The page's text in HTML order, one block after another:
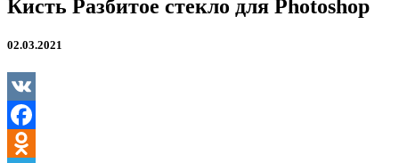
Кисть Разбитое стекло для Photoshop
02.03.2021
VK
Facebook